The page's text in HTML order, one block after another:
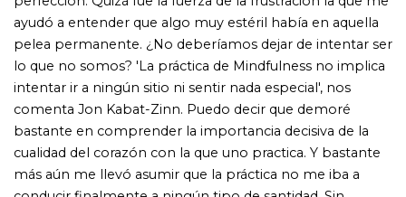
alternancia de las luces y las sombras, las im perfecciones
y los dones, nuestros miedos y nuestro coraje. Sentirnos
más cómodos, tanto en el lodazal como en los espacios
de aguas claras y cristalinas. Se trata tan solo de aprender
a descansar en quien se es verdaderamente. En quienes
vamos siendo. Hoy me enternecen las batallas que
libramos día a día a nuestras faltas. Expulsados del
paraíso, nos hacemos bellos de tierra y en la tierra. De
eso les quiero hablar en este texto. De la belleza de estar
vivos y de la importancia de nuestro modo de